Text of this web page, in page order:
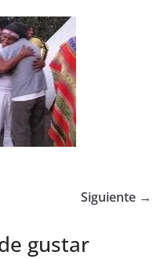
Siguiente →
gustar